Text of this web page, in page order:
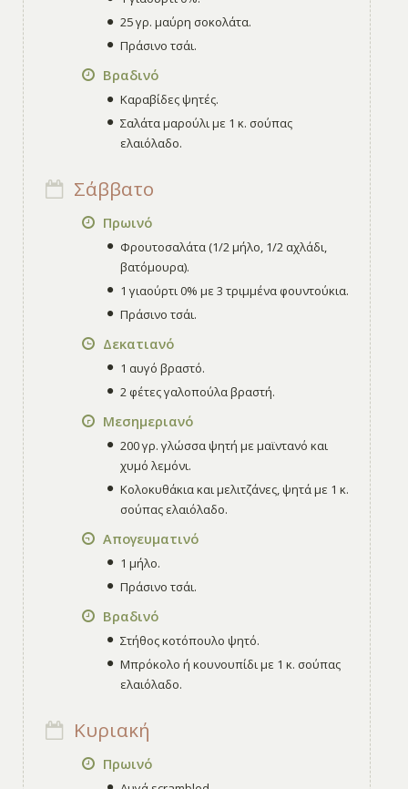
25 γρ. μαύρη σοκολάτα.
Πράσινο τσάι.
Βραδινό
Καραβίδες ψητές.
Σαλάτα μαρούλι με 1 κ. σούπας
ελαιόλαδο.
Σάββατο
Πρωινό
Φρουτοσαλάτα (1/2 μήλο, 1/2 αχλάδι,
βατόμουρα).
1 γιαούρτι 0% με 3 τριμμένα φουντούκια.
Πράσινο τσάι.
Δεκατιανό
1 αυγό βραστό.
2 φέτες γαλοπούλα βραστή.
Μεσημεριανό
200 γρ. γλώσσα ψητή με μαϊντανό και
χυμό λεμόνι.
Κολοκυθάκια και μελιτζάνες, ψητά με 1 κ.
σούπας ελαιόλαδο.
Απογευματινό
1 μήλο.
Πράσινο τσάι.
Βραδινό
Στήθος κοτόπουλο ψητό.
Μπρόκολο ή κουνουπίδι με 1 κ. σούπας
ελαιόλαδο.
Κυριακή
Πρωινό